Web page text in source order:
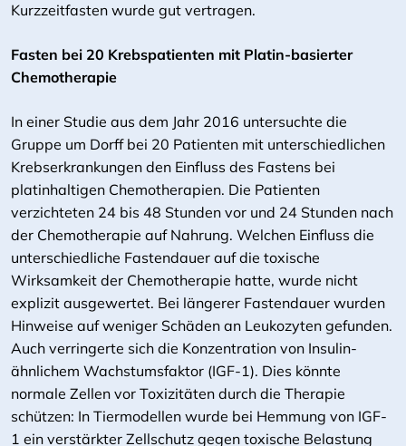
Kurzzeitfasten wurde gut vertragen.
Fasten bei 20 Krebspatienten mit Platin-basierter
Chemotherapie
In einer Studie aus dem Jahr 2016 untersuchte die
Gruppe um Dorff bei 20 Patienten mit unterschiedlichen
Krebserkrankungen den Einfluss des Fastens bei
platinhaltigen Chemotherapien. Die Patienten
verzichteten 24 bis 48 Stunden vor und 24 Stunden nach
der Chemotherapie auf Nahrung. Welchen Einfluss die
unterschiedliche Fastendauer auf die toxische
Wirksamkeit der Chemotherapie hatte, wurde nicht
explizit ausgewertet. Bei längerer Fastendauer wurden
Hinweise auf weniger Schäden an Leukozyten gefunden.
Auch verringerte sich die Konzentration von Insulin-
ähnlichem Wachstumsfaktor (IGF-1). Dies könnte
normale Zellen vor Toxizitäten durch die Therapie
schützen: In Tiermodellen wurde bei Hemmung von IGF-
1 ein verstärkter Zellschutz gegen toxische Belastung